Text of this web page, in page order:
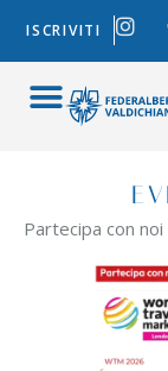
ISCRIVITI
Partecipa con